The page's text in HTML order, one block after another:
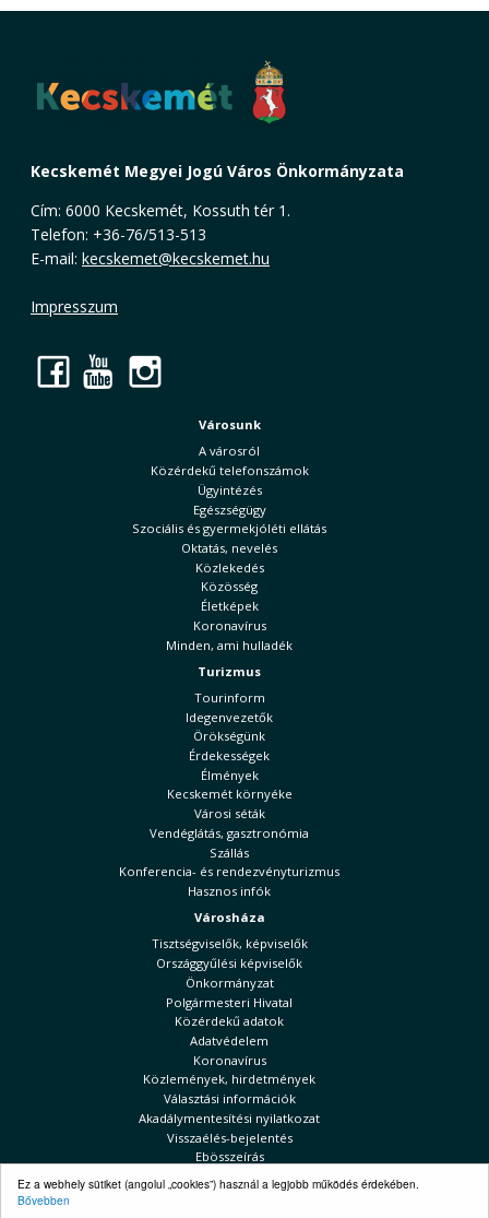
Ez a webhely sütiket (angolul „cookies”) használ a legjobb működés érdekében.
Bővebben
Kecskemét Megyei Jogú Város Önkormányzata
Cím: 6000 Kecskemét, Kossuth tér 1.
Telefon: +36-76/513-513
E-mail: kecskemet@kecskemet.hu
Impresszum
Facebook
YouTube
Városunk
A városról
Közérdekű telefonszámok
Ügyintézés
Egészségügy
Szociális és gyermekjóléti ellátás
Oktatás, nevelés
Közlekedés
Közösség
Életképek
Koronavírus
Minden, ami hulladék
Turizmus
Tourinform
Idegenvezetők
Örökségünk
Érdekességek
Élmények
Kecskemét környéke
Városi séták
Vendéglátás, gasztronómia
Szállás
Konferencia- és rendezvényturizmus
Hasznos infók
Városháza
Tisztségviselők, képviselők
Országgyűlési képviselők
Önkormányzat
Polgármesteri Hivatal
Közérdekű adatok
Adatvédelem
Koronavírus
Közlemények, hirdetmények
Választási információk
Akadálymentesítési nyilatkozat
Visszaélés-bejelentés
Ebösszeírás
Kecskeméti Hírek